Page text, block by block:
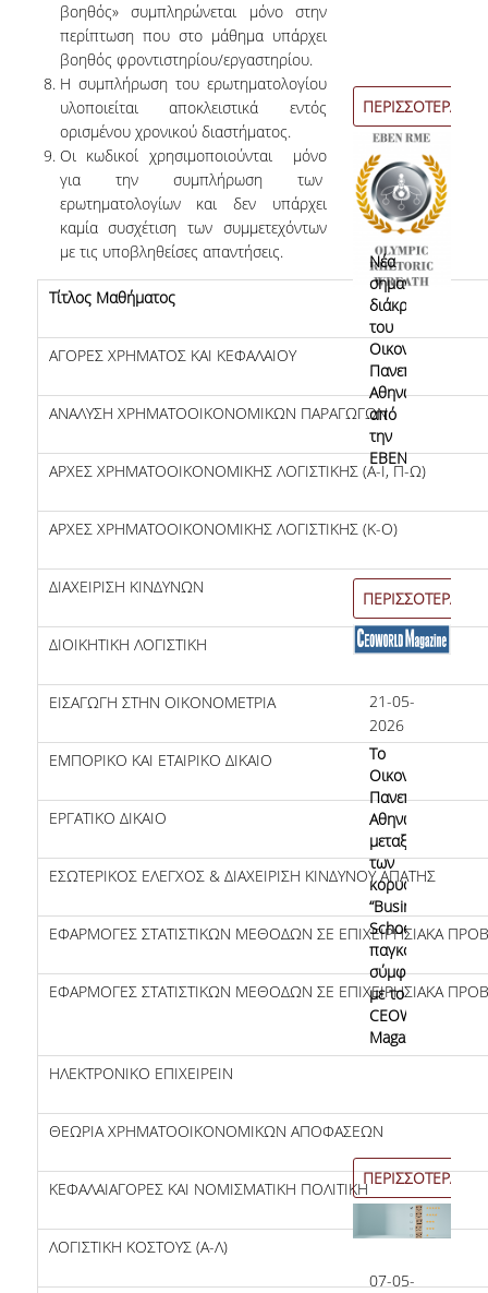
Αξιολόγηση Μαθήματος / Διδασκαλίας ΠΠΣ
Αξιολόγηση Μαθήματος / Διδασκαλίας ΠΜΣ
Αξιολόγηση Εκπαιδευτικών Εργαστηρίων
Έρευνα Τελειοφοίτων
Στατιστικά
Ακαδημαϊκών Τμημάτων
Εσωτερικές Εκθέσεις
Ιδρύματος
Πιστοποίηση
ΕΣΔΠ
ΠΜΣ
Χρήσιμο Υλικό
Ακαδημαϊκών Τμημάτων
Ιδρύματος
Διεθνής Αναγνώριση
Διεθνής παρουσία του ΟΠΑ
Δεδομένα ΠΠΣ
βοηθός» συμπληρώνεται μόνο στην
περίπτωση που στο μάθημα υπάρχει
βοηθός φροντιστηρίου/εργαστηρίου.
Η συμπλήρωση του ερωτηματολογίου
υλοποιείται αποκλειστικά εντός
ορισμένου χρονικού διαστήματος.
Οι κωδικοί χρησιμοποιούνται μόνο
για την συμπλήρωση των
ερωτηματολογίων και δεν υπάρχει
καμία συσχέτιση των συμμετεχόντων
με τις υποβληθείσες απαντήσεις.
Τίτλος Μαθήματος
ΑΓΟΡΕΣ ΧΡΗΜΑΤΟΣ ΚΑΙ ΚΕΦΑΛΑΙΟΥ
ΑΝΑΛΥΣΗ ΧΡΗΜΑΤΟΟΙΚΟΝΟΜΙΚΩΝ ΠΑΡΑΓΩΓΩΝ
ΑΡΧΕΣ ΧΡΗΜΑΤΟΟΙΚΟΝΟΜΙΚΗΣ ΛΟΓΙΣΤΙΚΗΣ (Α-Ι, Π-Ω)
ΑΡΧΕΣ ΧΡΗΜΑΤΟΟΙΚΟΝΟΜΙΚΗΣ ΛΟΓΙΣΤΙΚΗΣ (Κ-Ο)
ΔΙΑΧΕΙΡΙΣΗ ΚΙΝΔΥΝΩΝ
ΔΙΟΙΚΗΤΙΚΗ ΛΟΓΙΣΤΙΚΗ
ΕΙΣΑΓΩΓΗ ΣΤΗΝ ΟΙΚΟΝΟΜΕΤΡΙΑ
ΕΜΠΟΡΙΚΟ ΚΑΙ ΕΤΑΙΡΙΚΟ ΔΙΚΑΙΟ
ΕΡΓΑΤΙΚΟ ΔΙΚΑΙΟ
ΕΣΩΤΕΡΙΚΟΣ ΕΛΕΓΧΟΣ & ΔΙΑΧΕΙΡΙΣΗ ΚΙΝΔΥΝΟΥ ΑΠΑΤΗΣ
ΕΦΑΡΜΟΓΕΣ ΣΤΑΤΙΣΤΙΚΩΝ ΜΕΘΟΔΩΝ ΣΕ ΕΠΙΧΕΙΡΗΣΙΑΚΑ
ΕΦΑΡΜΟΓΕΣ ΣΤΑΤΙΣΤΙΚΩΝ ΜΕΘΟΔΩΝ ΣΕ ΕΠΙΧΕΙΡΗΣΙΑΚΑ
ΗΛΕΚΤΡΟΝΙΚΟ ΕΠΙΧΕΙΡΕΙΝ
ΘΕΩΡΙΑ ΧΡΗΜΑΤΟΟΙΚΟΝΟΜΙΚΩΝ ΑΠΟΦΑΣΕΩΝ
ΚΕΦΑΛΑΙΑΓΟΡΕΣ ΚΑΙ ΝΟΜΙΣΜΑΤΙΚΗ ΠΟΛΙΤΙΚΗ
ΛΟΓΙΣΤΙΚΗ ΚΟΣΤΟΥΣ (Α-Λ)
ΠΕΡΙΣΣΟΤΕΡΑ
15-06-
2026
Νέα
σημαντική
διάκριση
του
Οικονομικού
Πανεπιστημίου
Αθηνών
από
την
ΕΒΕΝ
ΠΕΡΙΣΣΟΤΕΡΑ
21-05-
2026
Το
Οικονομικό
Πανεπιστήμιο
Αθηνών
μεταξύ
των
κορυφαίων
“Business
Schools”
παγκοσμίως
σύμφωνα
με το
CEOWORLD
Magazine
ΠΕΡΙΣΣΟΤΕΡΑ
07-05-